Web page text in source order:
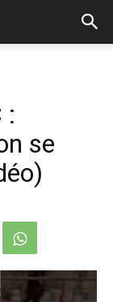
:
se